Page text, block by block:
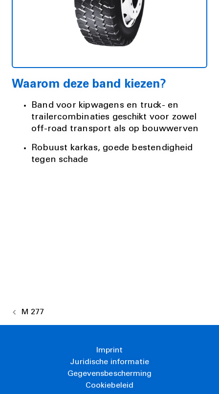
Waarom deze band kiezen?
Band voor kipwagens en truck- en
trailercombinaties geschikt voor zowel
off-road transport als op bouwwerven
Robuust karkas, goede bestendigheid
tegen schade
M 277
Imprint
Juridische informatie
Gegevensbescherming
Cookiebeleid